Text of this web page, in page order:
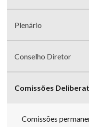
Plenário
Conselho Diretor
Comissões
Comissões